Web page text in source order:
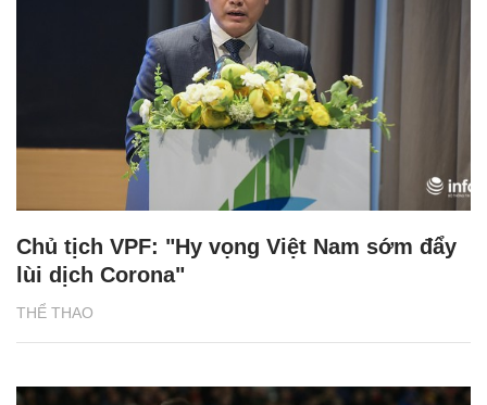
THỂ THAO
Chủ tịch VPF: "Hy vọng Việt Nam sớm đẩy
lùi dịch Corona"